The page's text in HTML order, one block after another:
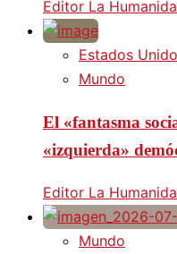
Editor La
Estados
Mundo
El «fantasma
«izquierda»
Editor La
Mundo